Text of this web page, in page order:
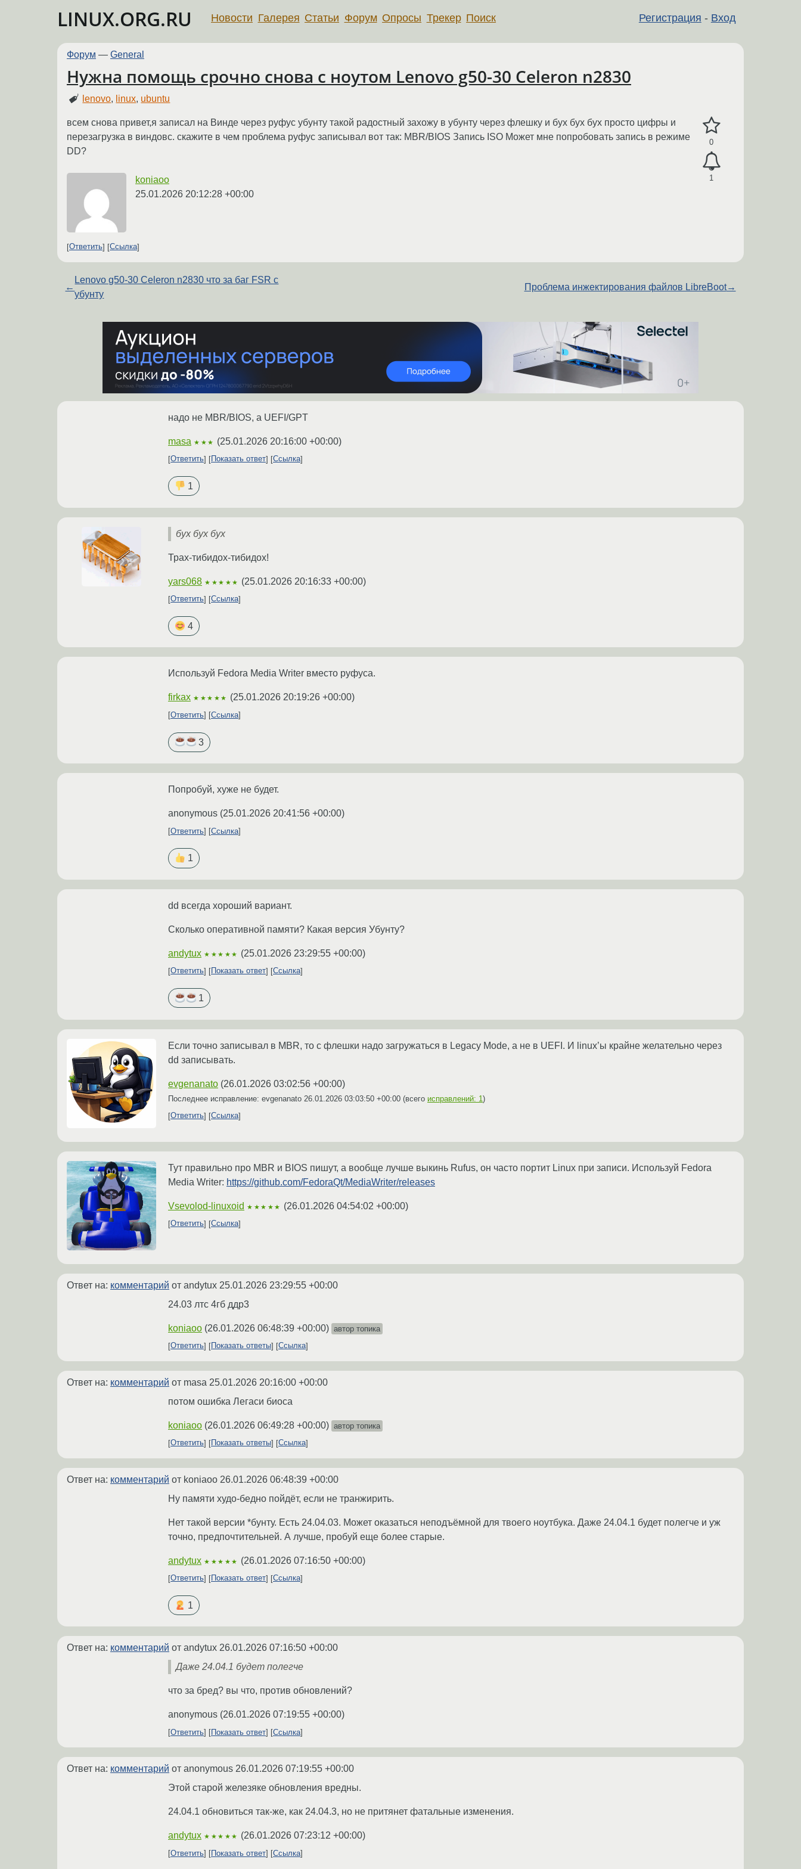
LINUX.ORG.RU Регистрация - Вход
Новости Галерея Статьи Форум Опросы Трекер Поиск
Форум — General
Нужна помощь срочно снова с ноутом Lenovo g50-30 Celeron n2830
lenovo, linux, ubuntu
0
1
всем снова привет,я записал на Винде через руфус убунту такой радостный захожу в убунту через флешку и бух бух бух просто цифры и
перезагрузка в виндовс. скажите в чем проблема руфус записывал вот так: MBR/BIOS Запись ISO Может мне попробовать запись в режиме
DD?
koniaoo
25.01.2026 20:12:28 +00:00
Ответить Ссылка
←
Lenovo g50-30 Celeron n2830 что за баг FSR с
убунту
Проблема инжектирования файлов LibreBoot→
надо не MBR/BIOS, а UEFI/GPT
masa ★★★ (25.01.2026 20:16:00 +00:00)
Ответить Показать ответ Ссылка
1
бух бух бух
Трах-тибидох-тибидох!
yars068 ★★★★★ (25.01.2026 20:16:33 +00:00)
Ответить Ссылка
4
Используй Fedora Media Writer вместо руфуса.
firkax ★★★★★ (25.01.2026 20:19:26 +00:00)
Ответить Ссылка
3
Попробуй, хуже не будет.
anonymous (25.01.2026 20:41:56 +00:00)
Ответить Ссылка
1
dd всегда хороший вариант.
Сколько оперативной памяти? Какая версия Убунту?
andytux ★★★★★ (25.01.2026 23:29:55 +00:00)
Ответить Показать ответ Ссылка
1
Если точно записывал в MBR, то с флешки надо загружаться в Legacy Mode, а не в UEFI. И linux’ы крайне желательно через
dd записывать.
evgenanato (26.01.2026 03:02:56 +00:00)
Последнее исправление: evgenanato 26.01.2026 03:03:50 +00:00 (всего исправлений: 1)
Ответить
Ссылка
Тут правильно про MBR и BIOS пишут, а вообще лучше выкинь Rufus, он часто портит Linux при записи. Используй Fedora
Media Writer: https://github.com/FedoraQt/MediaWriter/releases
Vsevolod-linuxoid ★★★★★ (26.01.2026 04:54:02 +00:00)
Ответить Ссылка
Ответ на: комментарий от andytux 25.01.2026 23:29:55 +00:00
24.03 лтс 4гб ддр3
koniaoo (26.01.2026 06:48:39 +00:00) автор топика
Ответить
Показать ответы Ссылка
Ответ на: комментарий от masa 25.01.2026 20:16:00 +00:00
потом ошибка Легаси биоса
koniaoo (26.01.2026 06:49:28 +00:00) автор топика
Ответить
Показать ответы Ссылка
Ответ на: комментарий от koniaoo 26.01.2026 06:48:39 +00:00
Ну памяти худо-бедно пойдёт, если не транжирить.
Нет такой версии *бунту. Есть 24.04.03. Может оказаться неподъёмной для твоего ноутбука. Даже 24.04.1 будет полегче и уж
точно, предпочтительней. А лучше, пробуй еще более старые.
andytux ★★★★★ (26.01.2026 07:16:50 +00:00)
Ответить Показать ответ Ссылка
1
Ответ на: комментарий от andytux 26.01.2026 07:16:50 +00:00
Даже 24.04.1 будет полегче
что за бред? вы что, против обновлений?
anonymous (26.01.2026 07:19:55 +00:00)
Ответить Показать ответ Ссылка
Ответ на: комментарий от anonymous 26.01.2026 07:19:55 +00:00
Этой старой железяке обновления вредны.
24.04.1 обновиться так-же, как 24.04.3, но не притянет фатальные изменения.
andytux ★★★★★ (26.01.2026 07:23:12 +00:00)
Ответить Показать ответ Ссылка